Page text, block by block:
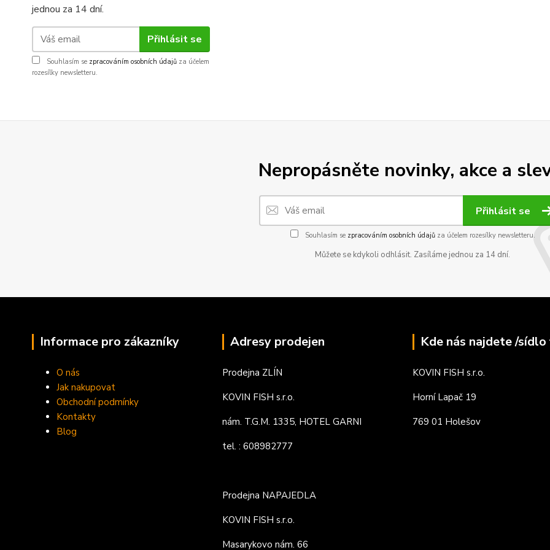
jednou za 14 dní.
Přihlásit se
Souhlasím se zpracováním osobních údajů za účelem
rozesílky newsletteru.
Nepropásněte novinky, akce a
Přihlásit se
Souhlasím se zpracováním osobních údajůza účelem rozesílky newsletteru.
Můžete se kdykoli odhlásit. Zasíláme jednou za 14 dní.
Informace pro zákazníky
O nás
Jak nakupovat
Obchodní podmínky
Kontakty
Blog
Adresy prodejen
Prodejna ZLÍN
KOVIN FISH s.r.o.
nám. T.G.M. 1335, HOTEL GARNI
tel. : 608982777
Prodejna NAPAJEDLA
KOVIN FISH s.r.o.
Masarykovo nám. 66
Kde nás najdete /
KOVIN FISH s.r.o.
Horní Lapač 19
769 01 Holešov